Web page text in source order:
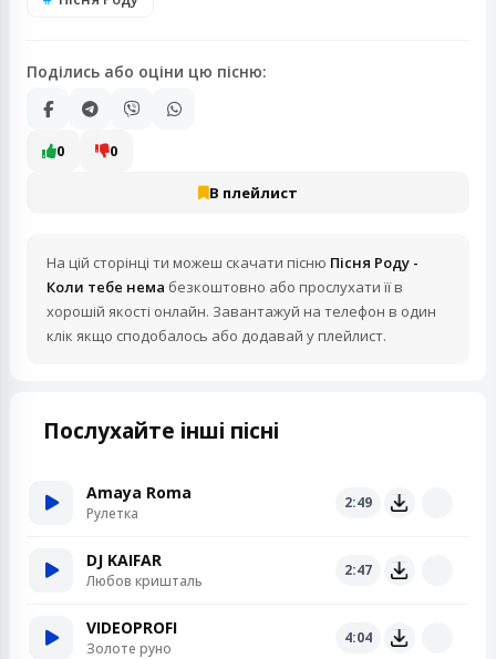
Поділись або оціни цю пісню:
0 0
В плейлист
На цій сторінці ти можеш скачати пісню Пісня Роду -
Коли тебе нема безкоштовно або прослухати її в
хорошій якості онлайн. Завантажуй на телефон в один
клік якщо сподобалось або додавай у плейлист.
Послухайте інші пісні
Amaya Roma
Рулетка
2:49
DJ KAIFAR
Любов кришталь
2:47
VIDEOPROFI
Золоте руно
4:04